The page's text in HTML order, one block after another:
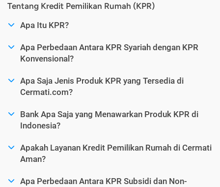
Tentang Kredit Pemilikan Rumah (KPR)
Apa Itu KPR?
Apa Perbedaan Antara KPR Syariah dengan KPR
Konvensional?
Apa Saja Jenis Produk KPR yang Tersedia di
Cermati.com?
Bank Apa Saja yang Menawarkan Produk KPR di
Indonesia?
Apakah Layanan Kredit Pemilikan Rumah di Cermati
Aman?
Apa Perbedaan Antara KPR Subsidi dan Non-